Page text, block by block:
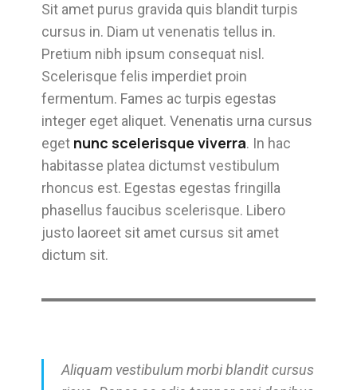
Sit amet purus gravida quis blandit turpis
cursus in. Diam ut venenatis tellus in.
Pretium nibh ipsum consequat nisl.
Scelerisque felis imperdiet proin
fermentum. Fames ac turpis egestas
integer eget aliquet. Venenatis urna cursus
eget nunc scelerisque viverra. In hac
habitasse platea dictumst vestibulum
rhoncus est. Egestas egestas fringilla
phasellus faucibus scelerisque. Libero
justo laoreet sit amet cursus sit amet
dictum sit.
Aliquam vestibulum morbi blandit cursus